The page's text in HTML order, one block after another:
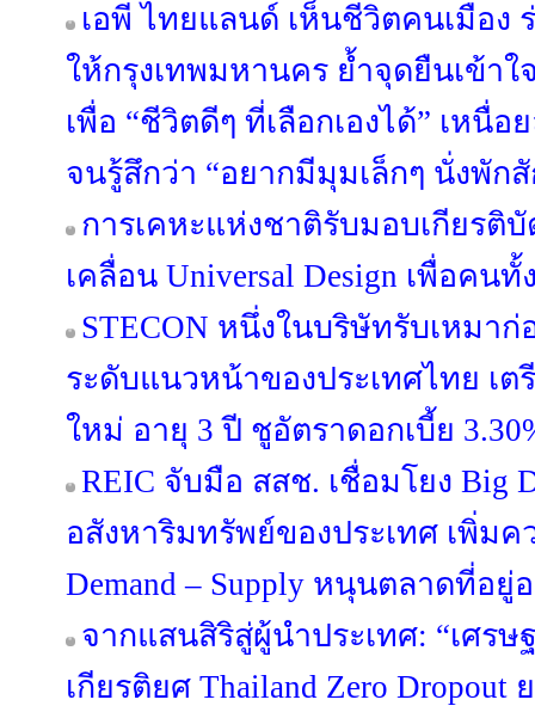
เอพี ไทยแลนด์ เห็นชีวิตคนเมือง
ให้กรุงเทพมหานคร ย้ำจุดยืนเข้าใ
เพื่อ “ชีวิตดีๆ ที่เลือกเองได้” เหนื่
จนรู้สึกว่า “อยากมีมุมเล็กๆ นั่งพัก
การเคหะแห่งชาติรับมอบเกียรติ
เคลื่อน Universal Design เพื่อคนทั้
STECON หนึ่งในบริษัทรับเหมาก่
ระดับแนวหน้าของประเทศไทย เ
ใหม่ อายุ 3 ปี ชูอัตราดอกเบี้ย
REIC จับมือ สสช. เชื่อมโยง Big
อสังหาริมทรัพย์ของประเทศ เพิ่ม
Demand – Supply หนุนตลาดที่อยู่
จากแสนสิริสู่ผู้นำประเทศ: “เศรษ
เกียรติยศ Thailand Zero